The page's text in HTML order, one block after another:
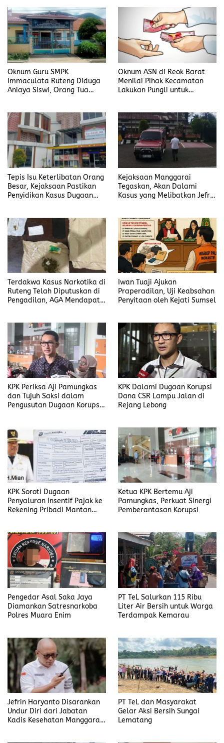
Oknum Guru SMPK
Immaculata Ruteng Diduga
Aniaya Siswi, Orang Tua
Oknum ASN di Reok Barat
Menilai Pihak Kecamatan
Lakukan Pungli untuk
Tepis Isu Keterlibatan Orang
Besar, Kejaksaan Pastikan
Penyidikan Kasus Dugaan
Kejaksaan Manggarai
Tegaskan, Akan Dalami
Kasus yang Melibatkan Jefrin
Terdakwa Kasus Narkotika di
Ruteng Telah Diputuskan di
Pengadilan, AGA Mendapat
Iwan Tuaji Ajukan
Praperadilan, Uji Keabsahan
Penyitaan oleh Kejati Sumsel
KPK Periksa Aji Pamungkas
dan Tujuh Saksi dalam
Pengusutan Dugaan Korupsi
KPK Dalami Dugaan Korupsi
Dana CSR Lampu Jalan di
Rejang Lebong
KPK Soroti Dugaan
Penyaluran Insentif Pajak ke
Rekening Pribadi Mantan
Ketua KPK Bertemu Aji
Pamungkas, Perkuat Sinergi
Pemberantasan Korupsi
Pengedar Asal Saka Jaya
Diamankan Satresnarkoba
Polres Muara Enim
PT TeL Salurkan 115 Ribu
Liter Air Bersih untuk Warga
Terdampak Kemarau
Jefrin Haryanto Disarankan
Undur Diri dari Jabatan
Kadis Kesehatan Manggarai,
PT TeL dan Masyarakat
Gelar Aksi Bersih Sungai
Lematang